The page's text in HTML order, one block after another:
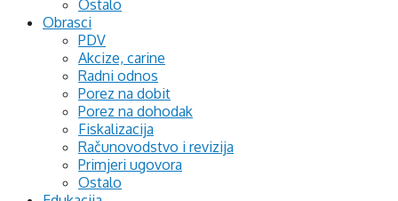
Ostalo
Obrasci
PDV
Akcize, carine
Radni odnos
Porez na dobit
Porez na dohodak
Fiskalizacija
Računovodstvo i revizija
Primjeri ugovora
Ostalo